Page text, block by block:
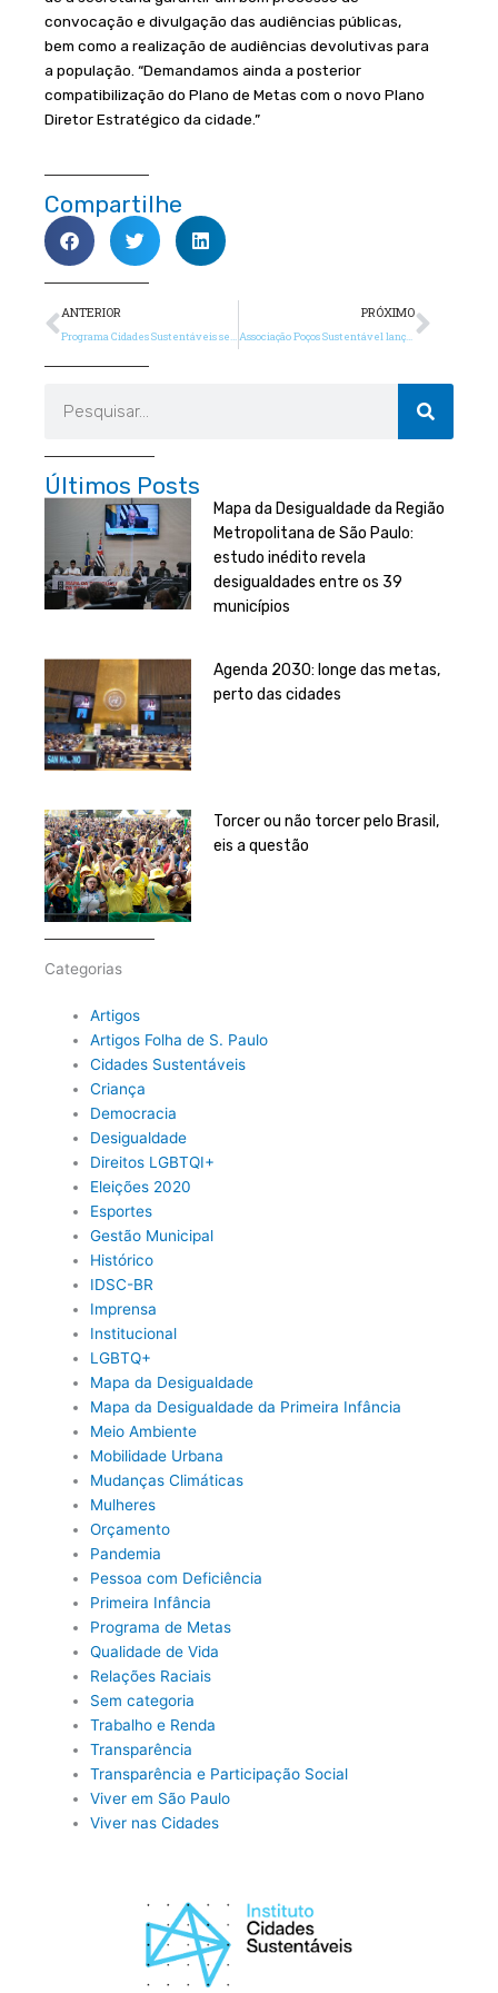
convocação e divulgação das audiências públicas,
bem como a realização de audiências devolutivas para
a população. “Demandamos ainda a posterior
compatibilização do Plano de Metas com o novo Plano
Diretor Estratégico da cidade.”
Compartilhe
Anterior
ANTERIOR
Programa Cidades Sustentáveis será utilizado por cidade do Uruguai
PRÓXIMO
Associação Poços Sustentável lança a plataforma Economize o Planeta! É da sua conta!
Últimos Posts
Mapa da Desigualdade da Região
Metropolitana de São Paulo:
estudo inédito revela
desigualdades entre os 39
municípios
Agenda 2030: longe das metas,
perto das cidades
Torcer ou não torcer pelo Brasil,
eis a questão
Categorias
Artigos
Artigos Folha de S. Paulo
Cidades Sustentáveis
Criança
Democracia
Desigualdade
Direitos LGBTQI+
Eleições 2020
Esportes
Gestão Municipal
Histórico
IDSC-BR
Imprensa
Institucional
LGBTQ+
Mapa da Desigualdade
Mapa da Desigualdade da Primeira Infância
Meio Ambiente
Mobilidade Urbana
Mudanças Climáticas
Mulheres
Orçamento
Pandemia
Pessoa com Deficiência
Primeira Infância
Programa de Metas
Qualidade de Vida
Relações Raciais
Sem categoria
Trabalho e Renda
Transparência
Transparência e Participação Social
Viver em São Paulo
Viver nas Cidades